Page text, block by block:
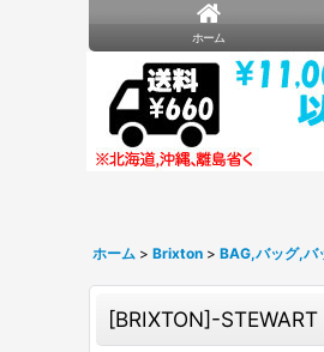
ホーム
ホーム > Brixton > BAG,バッグ,バ
[BRIXTON]-